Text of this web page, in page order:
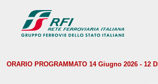
ORARIO PROGRAMMATO 14 Giugno 2026 - 12